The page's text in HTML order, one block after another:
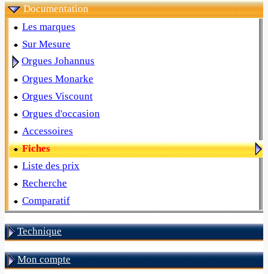
Documentation
Les marques
Sur Mesure
Orgues Johannus
Orgues Monarke
Orgues Viscount
Orgues d'occasion
Accessoires
Fiches
Liste des prix
Recherche
Comparatif
Technique
Mon compte